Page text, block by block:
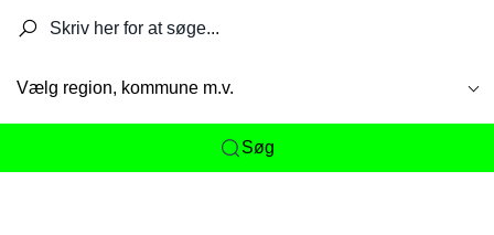
Vælg region, kommune m.v.
Søg